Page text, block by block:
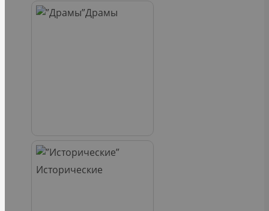
Драмы
Исторические